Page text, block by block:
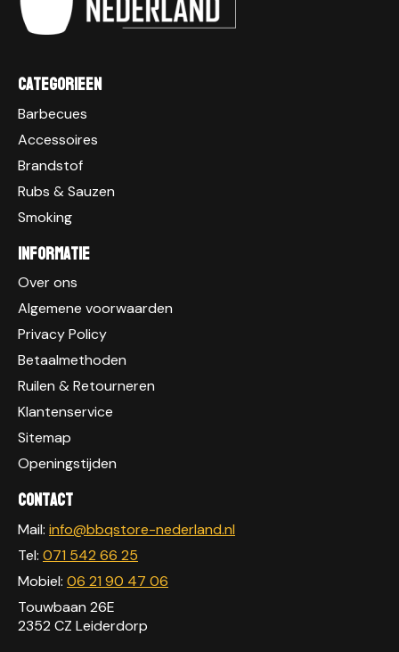
Categorieen
Barbecues
Accessoires
Brandstof
Rubs & Sauzen
Smoking
Informatie
Over ons
Algemene voorwaarden
Privacy Policy
Betaalmethoden
Ruilen & Retourneren
Klantenservice
Sitemap
Openingstijden
Contact
Mail: info@bbqstore-nederland.nl
Tel: 071 542 66 25
Mobiel: 06 21 90 47 06
Touwbaan 26E
2352 CZ Leiderdorp